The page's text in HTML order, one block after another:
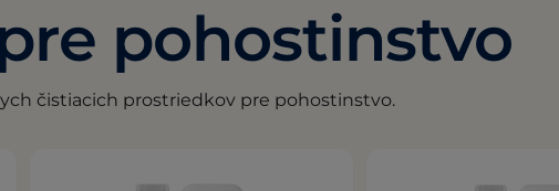
pohostinstvo
čistiacich prostriedkov pre pohostinstvo.